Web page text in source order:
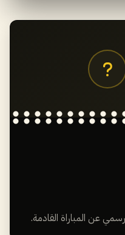
عن المباراة القادمة.